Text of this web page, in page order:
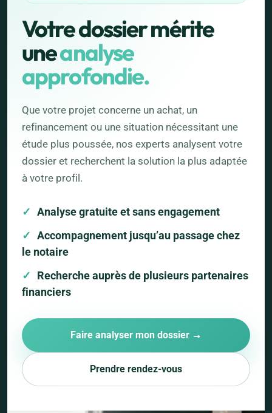
Votre dossier mérite
uneanalyse
approfondie.
Que votre projet concerne un achat, un
refinancement ou une situation nécessitant une
étude plus poussée, nos experts analysent votre
dossier et recherchent la solution la plus adaptée
à votre profil.
Analyse gratuite et sans engagement
Accompagnement jusqu’au passage chez
le notaire
Recherche auprès de plusieurs partenaires
financiers
Faire analyser mon dossier →
Prendre rendez-vous